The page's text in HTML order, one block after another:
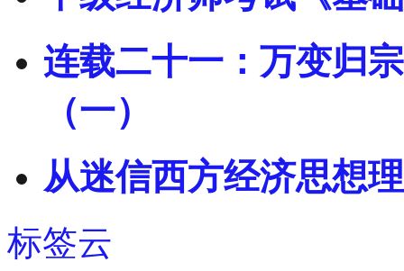
连载二十一：万变归
（一）
从迷信西方经济思想
标签云